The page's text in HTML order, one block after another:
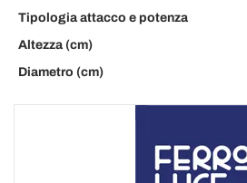
Tipologia attacco e potenza
Altezza (cm)
Diametro (cm)